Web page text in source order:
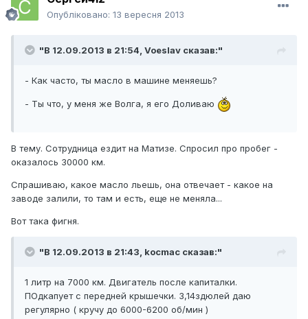
Опубліковано: 13 вересня 2013
"В 12.09.2013 в 21:54, Voeslav сказав:"
- Как часто, ты масло в машине меняешь?
- Ты что, у меня же Волга, я его Доливаю
В тему. Сотрудница ездит на Матизе. Спросил про пробег -
оказалось 30000 км.
Спрашиваю, какое масло льешь, она отвечает - какое на
заводе залили, то там и есть, еще не меняла...
Вот така фигня.
"В 12.09.2013 в 21:43, kocmac сказав:"
1 литр на 7000 км. Двигатель после капиталки.
ПОдкапует с передней крышечки. 3,14здюлей даю
регулярно ( кручу до 6000-6200 об/мин )